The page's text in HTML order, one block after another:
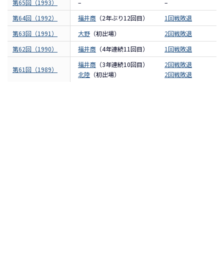
第65回（1993）
–
–
第64回（1992）
福井商 （2年ぶり12回目）
1回戦敗退
第63回（1991）
大野 （初出場）
2回戦敗退
第62回（1990）
福井商 （4年連続11回目） 1回戦敗退
第61回（1989）
福井商 （3年連続10回目）
北陸 （初出場）
2回戦敗退
2回戦敗退